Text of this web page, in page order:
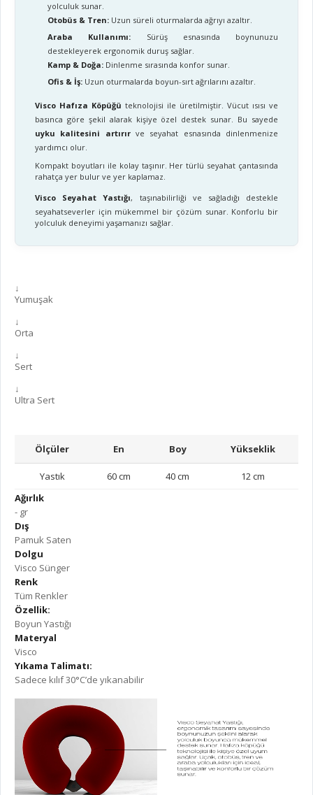
yolculuk sunar.
Otobüs & Tren: Uzun süreli oturmalarda ağrıyı azaltır.
Araba Kullanımı: Sürüş esnasında boynunuzu
destekleyerek ergonomik duruş sağlar.
Kamp & Doğa: Dinlenme sırasında konfor sunar.
Ofis & İş: Uzun oturmalarda boyun-sırt ağrılarını azaltır.
Visco Hafıza Köpüğü teknolojisi ile üretilmiştir. Vücut ısısı ve
basınca göre şekil alarak kişiye özel destek sunar. Bu sayede
uyku kalitesini artırırve seyahat esnasında dinlenmenize
yardımcı olur.
Kompakt boyutları ile kolay taşınır. Her türlü seyahat çantasında
rahatça yer bulur ve yer kaplamaz.
Visco Seyahat Yastığı, taşınabilirliği ve sağladığı destekle
seyahatseverler için mükemmel bir çözüm sunar. Konforlu bir
yolculuk deneyimi yaşamanızı sağlar.
↓
Yumuşak
↓
Orta
↓
Sert
↓
Ultra Sert
Ölçüler En Boy Yükseklik
Yastık 60 cm 40 cm
12 cm
Ağırlık
- gr
Dış
Pamuk Saten
Dolgu
Visco Sünger
Renk
Tüm Renkler
Özellik:
Boyun Yastığı
Materyal
Visco
Yıkama Talimatı:
Sadece kılıf 30°C’de yıkanabilir